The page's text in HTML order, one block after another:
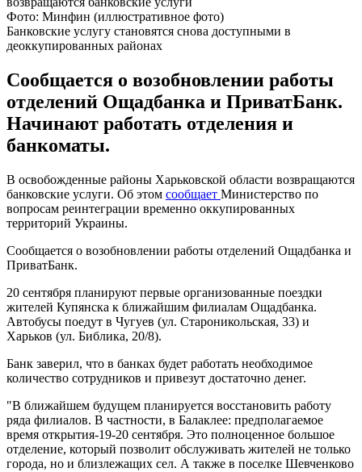
Фото: Минфин (иллюстративное фото)
Банковские услугу становятся снова доступными в
деоккупированных районах
Сообщается о возобновлении работы
отделений Ощадбанка и ПриватБанк.
Начинают работать отделения и
банкоматы.
В освобожденные районы Харьковской области возвращаются
банковские услуги. Об этом сообщает Министерство по
вопросам реинтеграции временно оккупированных
территорий Украины.
Сообщается о возобновлении работы отделений Ощадбанка и
ПриватБанк.
20 сентября планируют первые организованные поездки
жителей Купянска к ближайшим филиалам Ощадбанка.
Автобусы поедут в Чугуев (ул. Староникольская, 33) и
Харьков (ул. Библика, 20/8).
Банк заверил, что в банках будет работать необходимое
количество сотрудников и привезут достаточно денег.
"В ближайшем будущем планируется восстановить работу
ряда филиалов. В частности, в Балаклее: предполагаемое
время открытия-19-20 сентября. Это полноценное большое
отделение, который позволит обслуживать жителей не только
города, но и близлежащих сел. А также в поселке Шевченково